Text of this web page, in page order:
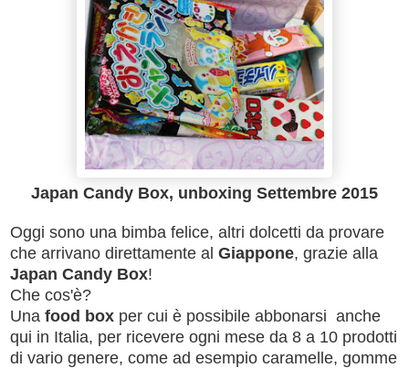
Japan Candy Box, unboxing Settembre 2015
Oggi sono una bimba felice, altri dolcetti da provare
che arrivano direttamente al Giappone, grazie alla
Japan Candy Box!
Che cos'è?
Una food box per cui è possibile abbonarsi anche
qui in Italia, per ricevere ogni mese da 8 a 10 prodotti
di vario genere, come ad esempio caramelle, gomme